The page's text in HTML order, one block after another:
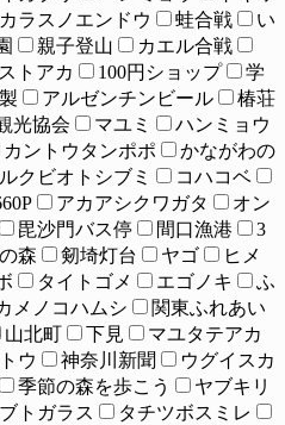
カラスノエンドウ 蛙合戦
い
親子登山
カエル合戦
ストアカ 100円ショップ
学
アルゼンチンビール
椿荘
光協会 マユミ
ハンミョウ
カントウタンポポ
かながわの
クビオトシブミ
コハコベ
アカアシクワガタ
オン
毘沙門バス停 間口漁港
3
森 剱埼灯台 ヤゴ
ヒメ
タイトゴメ エゴノキ
ふ
メノコハムシ
関東ふれあい
山北町 下見
マユタテアカ
ウ 神奈川新聞
ウグイスカ
季節の森を歩こう
ヤブキリ
トガラス
タチツボスミレ